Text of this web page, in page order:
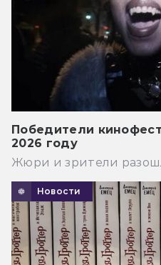
Победители
2026 году
Жюри и зрители
Новости